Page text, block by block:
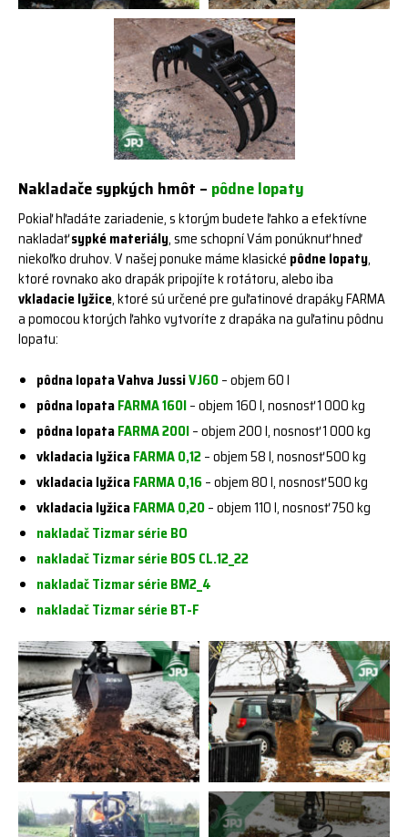
Nakladače sypkých hmôt – pôdne lopaty
Pokiaľ hľadáte zariadenie, s ktorým budete ľahko a efektívne
nakladaťsypké materiály, sme schopní Vám ponúknuť hneď
niekoľko druhov. V našej ponuke máme klasické pôdne lopaty,
ktoré rovnako ako drapák pripojíte k rotátoru, alebo iba
vkladacie lyžice, ktoré sú určené pre guľatinové drapáky FARMA
a pomocou ktorých ľahko vytvoríte z drapáka na guľatinu pôdnu
lopatu:
pôdna lopata Vahva JussiVJ60– objem 60 l
pôdna lopataFARMA 160l– objem 160 l, nosnosť 1 000 kg
pôdna lopataFARMA 200l– objem 200 l, nosnosť 1 000 kg
vkladacia lyžicaFARMA 0,12– objem 58 l, nosnosť 500 kg
vkladacia lyžicaFARMA 0,16– objem 80 l, nosnosť 500 kg
vkladacia lyžicaFARMA 0,20– objem 110 l, nosnosť 750 kg
nakladač Tizmar série BO
nakladač Tizmar série BOS CL.12_22
nakladač Tizmar série BM2_4
nakladač Tizmar série BT-F